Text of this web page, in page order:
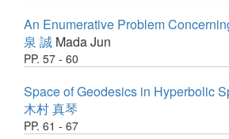
An Enumerative Problem
泉 誠 Mada Jun
PP. 57 - 60
Space of Geodesics in Hyperbolic
木村 真琴
PP. 61 - 67